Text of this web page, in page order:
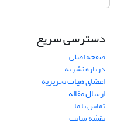
دسترسی سریع
صفحه اصلی
درباره نشریه
اعضای هیات تحریریه
ارسال مقاله
تماس با ما
نقشه سایت